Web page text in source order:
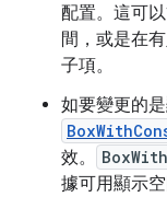
配置。這可
間，或是在
子項。
如要變更的
效。
據可用顯示